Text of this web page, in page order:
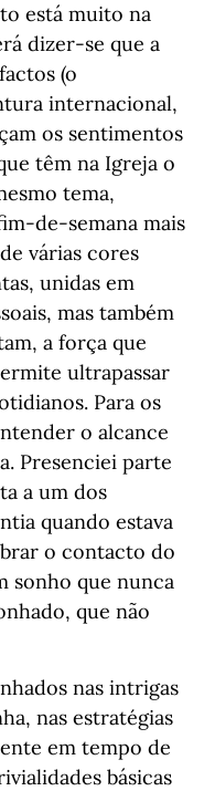
está muito na
dizer-se que a
(o
internacional,
os sentimentos
têm na Igreja o
tema,
de-semana mais
várias cores
unidas em
mas também
a força que
ultrapassar
Para os
o alcance
Presenciei parte
a um dos
quando estava
o contacto do
sonho que nunca
que não
nas intrigas
nas estratégias
em tempo de
básicas